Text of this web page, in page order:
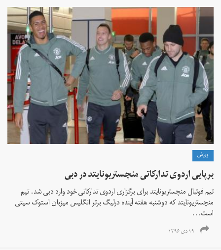
ورزش
برپایی اردوی تدارکاتی منچستریونایتد در دبی
تیم فوتبال منچستریونایتد برای برگزاری اردوی تدارکاتی خود وارد دبی شد. تیم
منچستریونایتد که دوشنبه هفته آینده درلیگ برتر انگلیس میزبان استوک سیتی
است...
۱۹ دی ۱۳۹۶